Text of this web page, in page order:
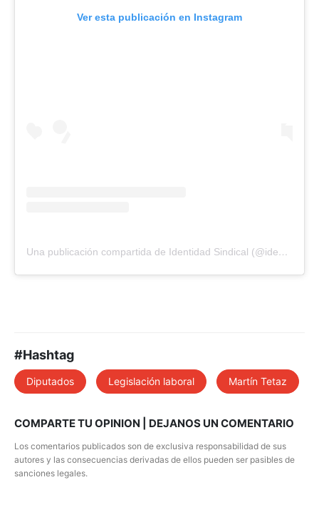
Ver esta publicación en Instagram
Una publicación compartida de Identidad Sindical (@identisindical)
#Hashtag
Diputados Legislación laboral Martín Tetaz
COMPARTE TU OPINION | DEJANOS UN COMENTARIO
Los comentarios publicados son de exclusiva responsabilidad de sus
autores y las consecuencias derivadas de ellos pueden ser pasibles de
sanciones legales.